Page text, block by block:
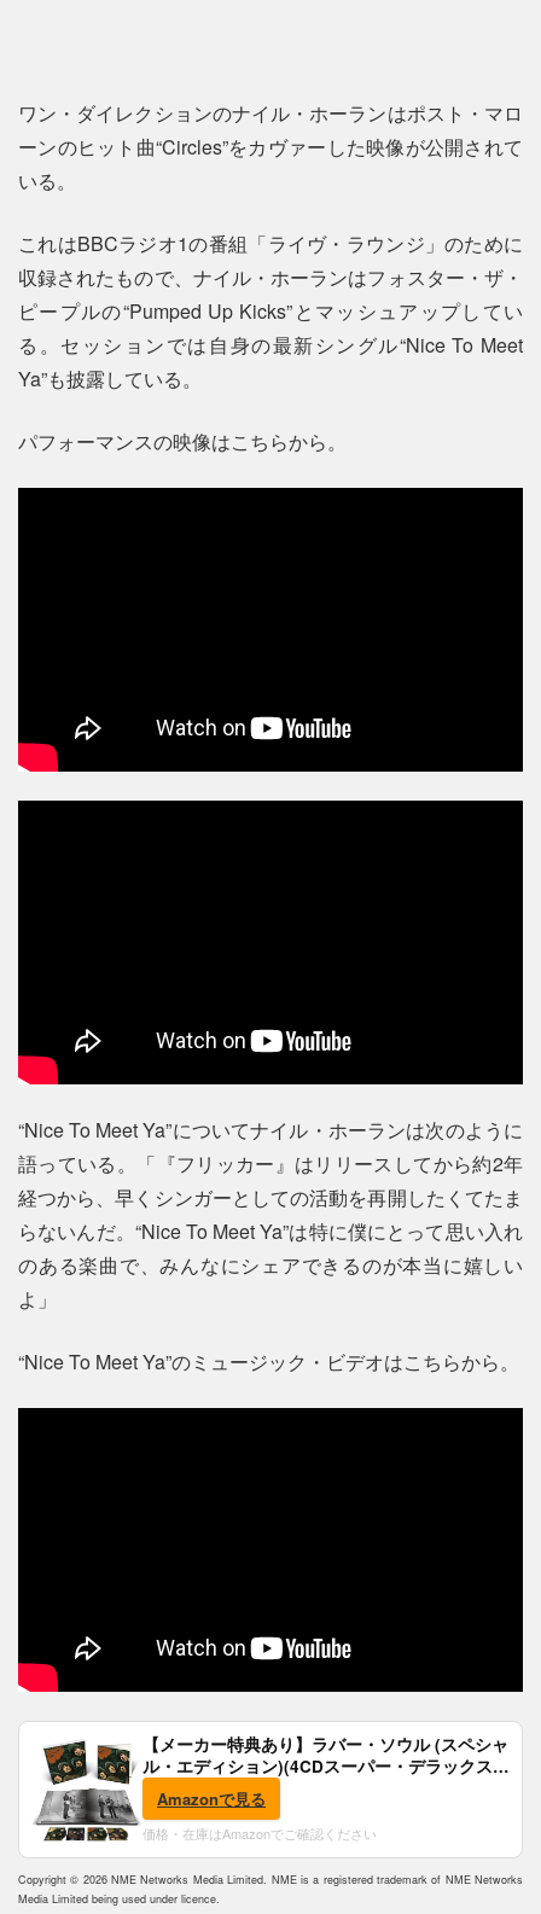
ワン・ダイレクションのナイル・ホーランはポスト・マロ
ーンのヒット曲“Circles”をカヴァーした映像が公開されて
いる。
これはBBCラジオ1の番組「ライヴ・ラウンジ」のために
収録されたもので、ナイル・ホーランはフォスター・ザ・
ピープルの“Pumped Up Kicks”とマッシュアップしてい
る。セッションでは自身の最新シングル“Nice To Meet
Ya”も披露している。
パフォーマンスの映像はこちらから。
“Nice To Meet Ya”についてナイル・ホーランは次のように
語っている。「『フリッカー』はリリースしてから約2年
経つから、早くシンガーとしての活動を再開したくてたま
らないんだ。“Nice To Meet Ya”は特に僕にとって思い入れ
のある楽曲で、みんなにシェアできるのが本当に嬉しい
よ」
“Nice To Meet Ya”のミュージック・ビデオはこちらから。
【メーカー特典あり】ラバー・ソウル (スペシャ
ル・エディション)(4CDスーパー・デラックス)
(完全生産限定盤)(SHM-CD)(特典:B2ポスター付)
Amazonで見る
価格・在庫はAmazonでご確認ください
Copyright © 2026 NME Networks Media Limited. NME is a registered trademark of NME Networks
Media Limited being used under licence.